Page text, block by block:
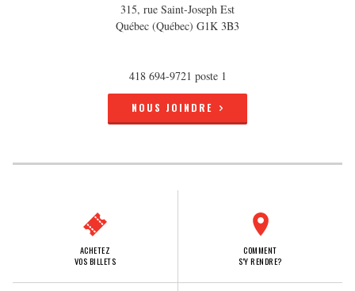
315, rue Saint-Joseph Est
Québec (Québec) G1K 3B3
418 694-9721 poste 1
NOUS JOINDRE
ACHETEZ
VOS BILLETS
COMMENT
S'Y RENDRE?